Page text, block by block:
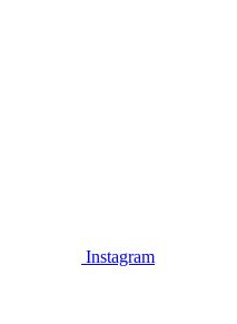
Instagram